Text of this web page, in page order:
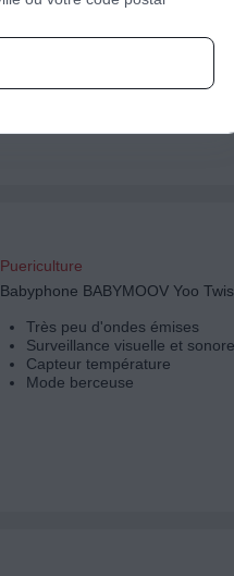
Capteur température
Puericulture
Babyphone BABYMOOV Yoo
Très peu d'ondes émises
Surveillance visuelle et sonore
Capteur température
Mode berceuse